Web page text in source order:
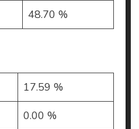
48.70 %
17.59 %
0.00 %